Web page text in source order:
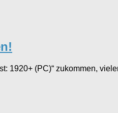
1920+ (PC)“ zukommen,